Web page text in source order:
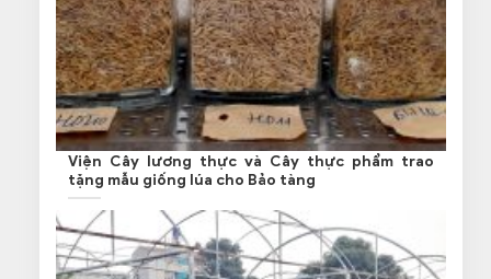
Viện Cây lương thực và Cây thực phẩm trao
tặng mẫu giống lúa cho Bảo tàng